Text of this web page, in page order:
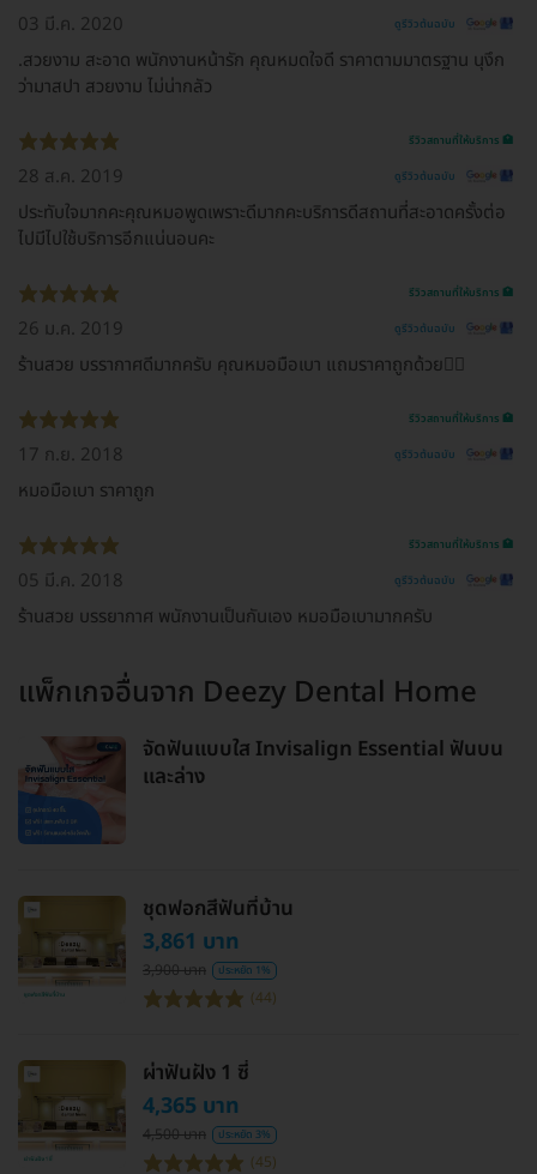
03 มี.ค. 2020 ดูรีวิวต้นฉบับ
.สวยงาม สะอาด พนักงานหน้ารัก คุณหมดใจดี ราคาตามมาตรฐาน นุงึก
ว่ามาสปา สวยงาม ไม่น่ากลัว
รีวิวสถานที่ให้บริการ 🏥
28 ส.ค. 2019 ดูรีวิวต้นฉบับ
ประทับใจมากคะคุณหมอพูดเพราะดีมากคะบริการดีสถานที่สะอาดครั้งต่อ
ไปมีไปใช้บริการอีกแน่นอนคะ
รีวิวสถานที่ให้บริการ 🏥
26 ม.ค. 2019 ดูรีวิวต้นฉบับ
ร้านสวย บรรากาศดีมากครับ คุณหมอมือเบา แถมราคาถูกด้วย👍🏻
รีวิวสถานที่ให้บริการ 🏥
17 ก.ย. 2018 ดูรีวิวต้นฉบับ
หมอมือเบา ราคาถูก
รีวิวสถานที่ให้บริการ 🏥
05 มี.ค. 2018 ดูรีวิวต้นฉบับ
ร้านสวย บรรยากาศ พนักงานเป็นกันเอง หมอมือเบามากครับ
แพ็กเกจอื่นจาก Deezy Dental Home
จัดฟันแบบใส Invisalign Essential ฟันบน
และล่าง
ชุดฟอกสีฟันที่บ้าน
3,861 บาท
3,900 บาท ประหยัด 1%
(44)
ผ่าฟันฝัง 1 ซี่
4,365 บาท
4,500 บาท ประหยัด 3%
(45)